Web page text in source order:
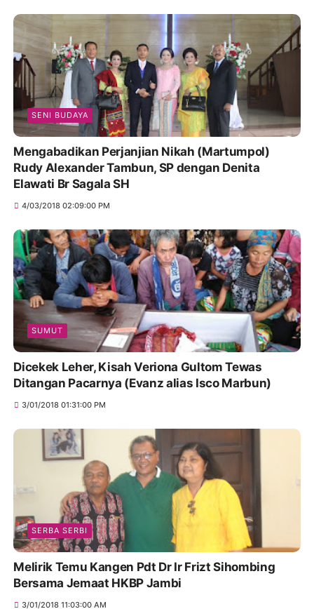
SENI BUDAYA
Mengabadikan Perjanjian Nikah (Martumpol)
Rudy Alexander Tambun, SP dengan Denita
Elawati Br Sagala SH
4/03/2018 02:09:00 PM
SUMUT
Dicekek Leher, Kisah Veriona Gultom Tewas
Ditangan Pacarnya (Evanz alias Isco Marbun)
3/01/2018 01:31:00 PM
SERBA SERBI
Melirik Temu Kangen Pdt Dr Ir Frizt Sihombing
Bersama Jemaat HKBP Jambi
3/01/2018 11:03:00 AM